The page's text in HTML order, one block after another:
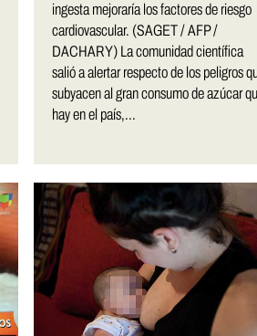
ingesta mejoraría los factores de riesgo
cardiovascular. (SAGET / AFP /
DACHARY) La comunidad científica
salió a alertar respecto de los peligros
subyacen al gran consumo de azúcar
hay en el país,...